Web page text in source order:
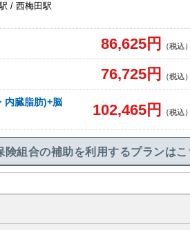
/ 西梅田駅
86,625円 （税込）
76,725円 （税込）
内臓脂肪)+脳
102,465円 （税込）
険組合の補助を利用するプランはこ